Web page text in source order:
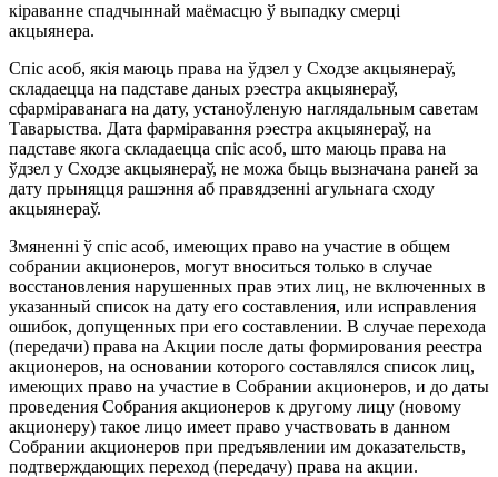
кіраванне спадчыннай маёмасцю ў выпадку смерці
акцыянера.
Спіс асоб, якія маюць права на ўдзел у Сходзе акцыянераў,
складаецца на падставе даных рэестра акцыянераў,
сфарміраванага на дату, устаноўленую наглядальным саветам
Таварыства. Дата фарміравання рэестра акцыянераў, на
падставе якога складаецца спіс асоб, што маюць права на
ўдзел у Сходзе акцыянераў, не можа быць вызначана раней за
дату прыняцця рашэння аб правядзенні агульнага сходу
акцыянераў.
Змяненні ў спіс асоб, имеющих право на участие в общем
собрании акционеров, могут вноситься только в случае
восстановления нарушенных прав этих лиц, не включенных в
указанный список на дату его составления, или исправления
ошибок, допущенных при его составлении. В случае перехода
(передачи) права на Акции после даты формирования реестра
акционеров, на основании которого составлялся список лиц,
имеющих право на участие в Собрании акционеров, и до даты
проведения Собрания акционеров к другому лицу (новому
акционеру) такое лицо имеет право участвовать в данном
Собрании акционеров при предъявлении им доказательств,
подтверждающих переход (передачу) права на акции.